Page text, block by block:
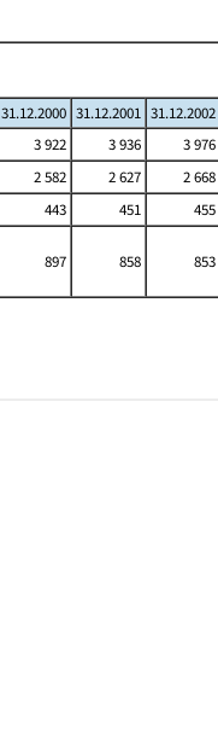
31.12.2000 31.12.2001 31.12.2002
3 922 3 936 3 976
2 582 2 627 2 668
443 451 455
897 858 853